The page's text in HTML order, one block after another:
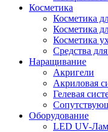
Косметика
Косметика
Косметика
Косметика
Средства
Наращивание
Акригели
Акриловая
Гелевая
Оборудование
LED UV-